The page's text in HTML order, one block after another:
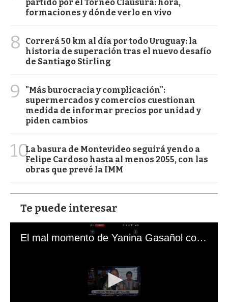
partido por el Torneo Clausura: hora,
formaciones y dónde verlo en vivo
8
Correrá 50 km al día por todo Uruguay: la
historia de superación tras el nuevo desafío
de Santiago Stirling
9
"Más burocracia y complicación":
supermercados y comercios cuestionan
medida de informar precios por unidad y
piden cambios
10La basura de Montevideo seguirá yendo a
Felipe Cardoso hasta al menos 2055, con las
obras que prevé la IMM
Te puede interesar
El mal momento de Yanina Gasañol con un hincha argentino en "Subrayado"